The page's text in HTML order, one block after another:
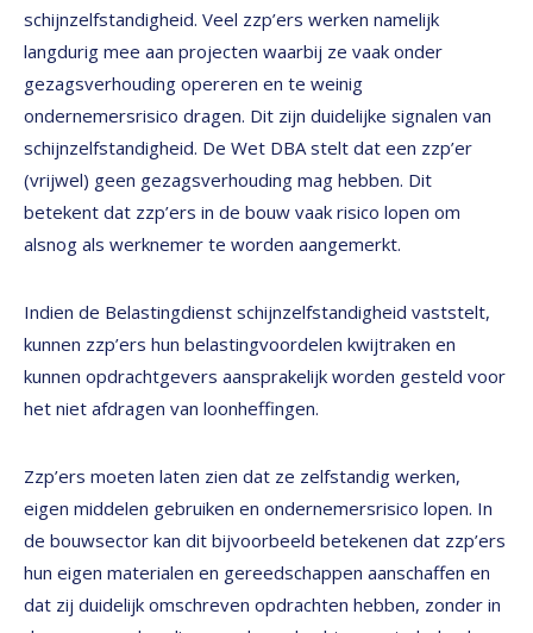
schijnzelfstandigheid. Veel zzp’ers werken namelijk
langdurig mee aan projecten waarbij ze vaak onder
gezagsverhouding opereren en te weinig
ondernemersrisico dragen. Dit zijn duidelijke signalen van
schijnzelfstandigheid. De Wet DBA stelt dat een zzp’er
(vrijwel) geen gezagsverhouding mag hebben. Dit
betekent dat zzp’ers in de bouw vaak risico lopen om
alsnog als werknemer te worden aangemerkt.
Indien de Belastingdienst schijnzelfstandigheid vaststelt,
kunnen zzp’ers hun belastingvoordelen kwijtraken en
kunnen opdrachtgevers aansprakelijk worden gesteld voor
het niet afdragen van loonheffingen.
Zzp’ers moeten laten zien dat ze zelfstandig werken,
eigen middelen gebruiken en ondernemersrisico lopen. In
de bouwsector kan dit bijvoorbeeld betekenen dat zzp’ers
hun eigen materialen en gereedschappen aanschaffen en
dat zij duidelijk omschreven opdrachten hebben, zonder in